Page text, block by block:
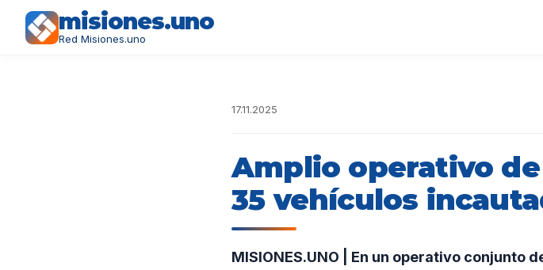
misiones.uno
Red Misiones.uno
17.11.2025
Amplio operativo
35 vehículos
MISIONES.UNO | En un operativo conjunto